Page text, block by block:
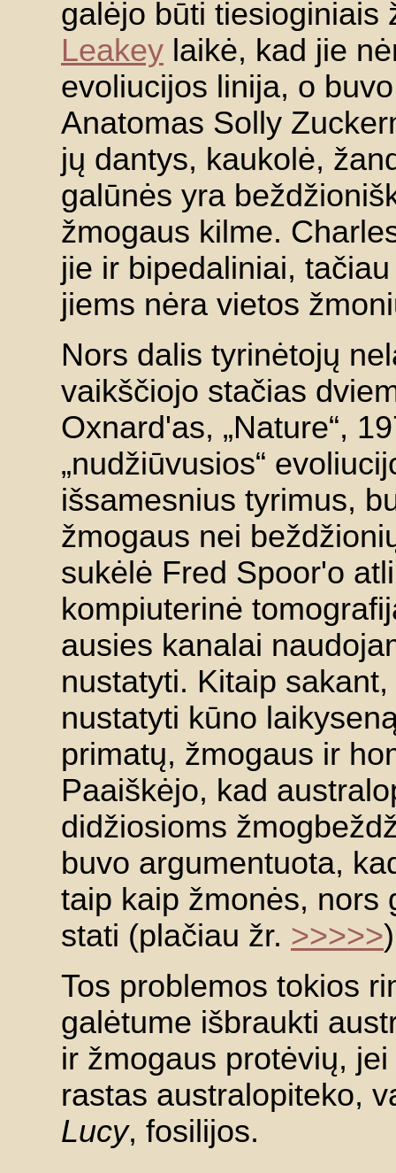
galėjo būti
Leakey laikė, kad jie
evoliucijos linija, o
Anatomas Solly
jų dantys, kaukolė,
galūnės yra
žmogaus kilme.
jie ir bipedaliniai,
jiems nėra vietos
Nors dalis tyrinėtojų
vaikščiojo stačias
Oxnard'as, „Nature“,
„nudžiūvusios“
išsamesnius tyrimus,
žmogaus nei
sukėlė Fred Spoor'o
kompiuterinė
ausies kanalai
nustatyti. Kitaip
nustatyti kūno
primatų, žmogaus ir
Paaiškėjo, kad
didžiosioms
buvo argumentuota,
taip kaip žmonės, nors
stati (plačiau žr. >>>>>
Tos problemos tokios
galėtume išbraukti
ir žmogaus protėvių,
rastas australopiteko,
Lucy, fosilijos.